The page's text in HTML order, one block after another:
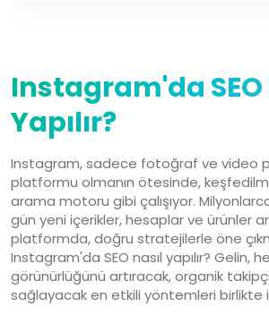
Instagram'da SEO
Yapılır?
Instagram, sadece fotoğraf ve video
platformu olmanın ötesinde,
arama motoru gibi çalışıyor. Milyonlarca
gün yeni içerikler, hesaplar ve ürünler
platformda, doğru stratejilerle öne
Instagram'da SEO nasıl yapılır? Gelin,
görünürlüğünü artıracak, organik takipçi
sağlayacak en etkili yöntemleri birlikte